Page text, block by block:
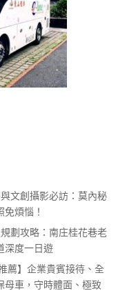
文創攝影必訪：莫內秘
煩惱！
劃攻略：南庄桂花巷老
深度一日遊
薦】企業貴賓接待、全
母車，守時體面、極致